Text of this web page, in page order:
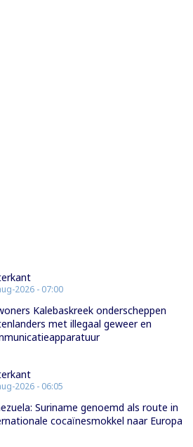
2026 - 07:00
Kalebaskreek onderscheppen
met illegaal geweer en
2026 - 06:05
Suriname genoemd als route in
cocaïnesmokkel naar Europa